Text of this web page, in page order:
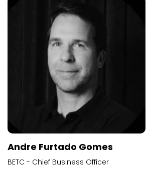
Andre Furtado Gomes
BETC - Chief Business Officer